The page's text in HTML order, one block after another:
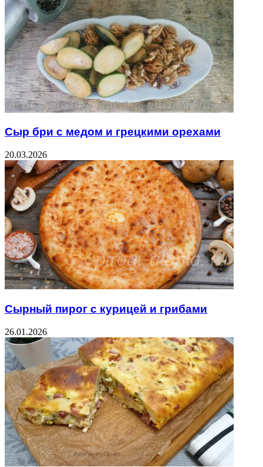
Сыр бри с медом и грецкими орехами
20.03.2026
Сырный пирог с курицей и грибами
26.01.2026